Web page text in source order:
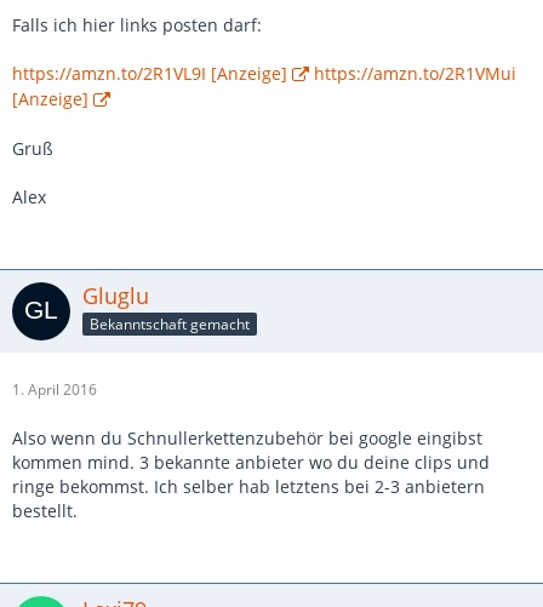
Falls ich hier links posten darf:
https://amzn.to/2R1VL9I [Anzeige]
https://amzn.to/2R1VMui
[Anzeige]
Gruß
Alex
Gluglu
Bekanntschaft gemacht
1. April 2016
Also wenn du Schnullerkettenzubehör bei google eingibst
kommen mind. 3 bekannte anbieter wo du deine clips und
ringe bekommst. Ich selber hab letztens bei 2-3 anbietern
bestellt.